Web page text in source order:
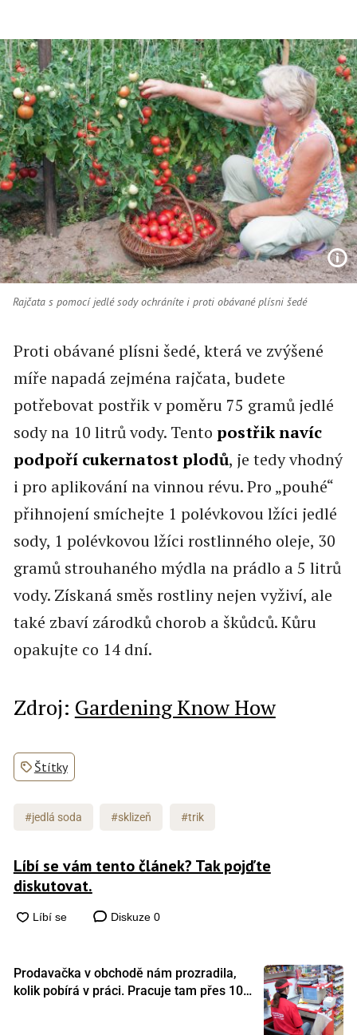
Rajčata s pomocí jedlé sody ochráníte i proti obávané plísni šedé
Proti obávané plísni šedé, která ve zvýšené
míře napadá zejména rajčata, budete
potřebovat postřik v poměru 75 gramů jedlé
sody na 10 litrů vody. Tento postřik navíc
podpoří cukernatost plodů, je tedy vhodný
i pro aplikování na vinnou révu. Pro „pouhé“
přihnojení smíchejte 1 polévkovou lžíci jedlé
sody, 1 polévkovou lžíci rostlinného oleje, 30
gramů strouhaného mýdla na prádlo a 5 litrů
vody. Získaná směs rostliny nejen vyživí, ale
také zbaví zárodků chorob a škůdců. Kůru
opakujte co 14 dní.
Zdroj: Gardening Know How
Štítky
#jedlá soda #sklizeň #trik
Líbí se vám tento článek? Tak pojďte
diskutovat.
Diskuze 0
Prodavačka v obchodě nám prozradila,
kolik pobírá v práci. Pracuje tam přes 10